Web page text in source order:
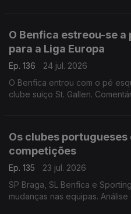
O Benfica estreou-se
para a Liga Europa
Ep. 136
24 jul. 2026
O Benfica entrou com o pé
clube suiço St. Gallen.
Os clubes
competições
Ep. 135
23 jul. 2026
SP Braga, SL Benfica e
mudanças nas equipas.